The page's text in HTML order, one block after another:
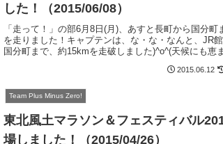
した！（2015/06/08）
「走って！」の部6月8日(月)、あすと長町から国分町
を走りました！キャプテンは、な・な・なんと、JR
国分町まで、約15kmを走破しました)^o^(天候にも恵
2015.06.12
Team Plus Minus Zero!
東北風土マラソン＆フェスティバル
場しました！（2015/04/26）